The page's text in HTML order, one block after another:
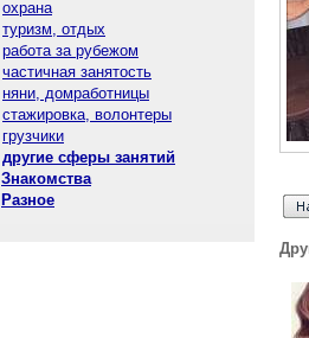
охрана
туризм, отдых
работа за рубежом
частичная занятость
няни, домработницы
стажировка, волонтеры
грузчики
другие сферы занятий
Знакомства
Разное